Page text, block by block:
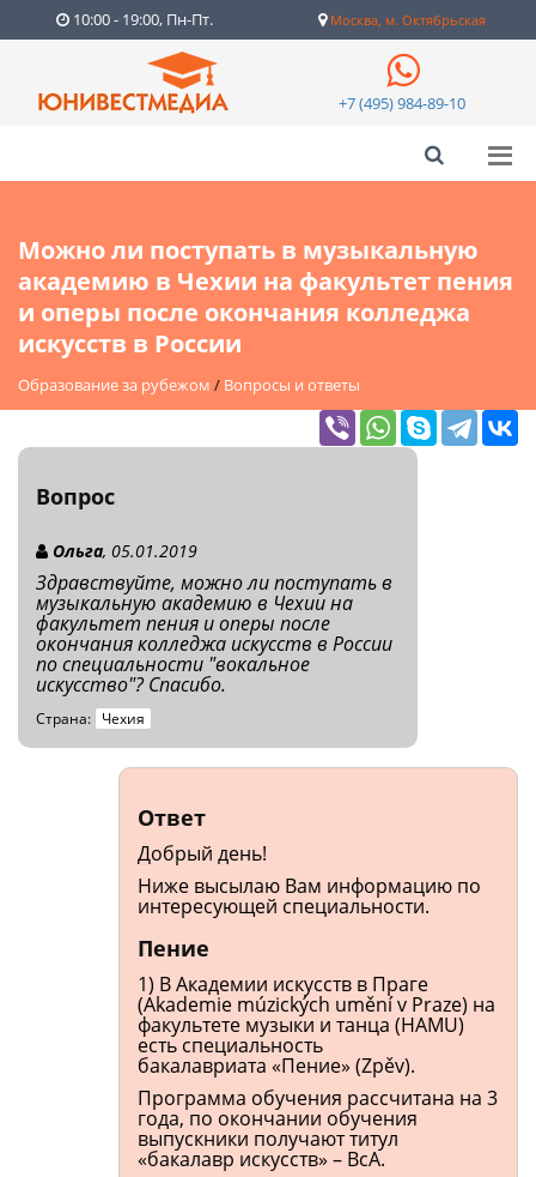
10:00 - 19:00, Пн-Пт. Москва, м. Октябрьская
+7 (495) 984-89-10
Можно ли поступать в музыкальную
академию в Чехии на факультет пения
и оперы после окончания колледжа
искусств в России
Образование за рубежом / Вопросы и ответы
Вопрос
Ольга, 05.01.2019
Здравствуйте, можно ли поступать в
музыкальную академию в Чехии на
факультет пения и оперы после
окончания колледжа искусств в России
по специальности "вокальное
искусство"? Спасибо.
Страна: Чехия
Ответ
Добрый день!
Ниже высылаю Вам информацию по
интересующей специальности.
Пение
1) В Академии искусств в Праге
(Akademie múzických umění v Praze) на
факультете музыки и танца (HAMU)
есть специальность
бакалавриата «Пение» (Zpěv).
Программа обучения рассчитана на 3
года, по окончании обучения
выпускники получают титул
«бакалавр искусств» – BcA.